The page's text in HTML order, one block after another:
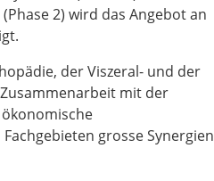
2) wird das Angebot an
der Viszeral- und der
mit der
grosse Synergien